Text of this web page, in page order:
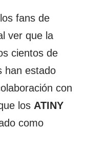
fans de
ver que la
cientos de
han estado
con
los ATINY
como